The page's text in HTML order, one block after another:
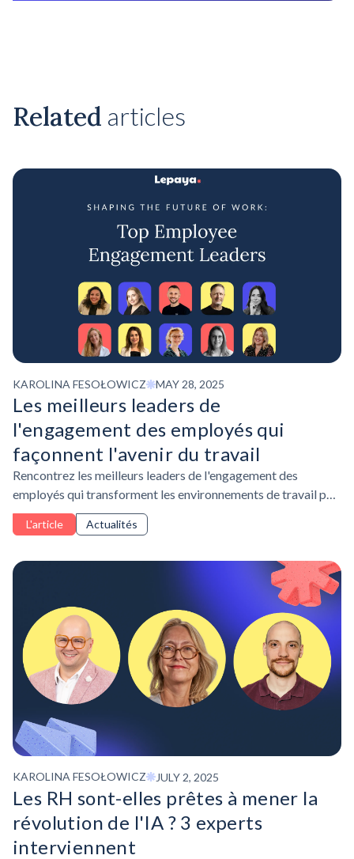
Related articles
KAROLINA FESOŁOWICZ MAY 28, 2025
Les meilleurs leaders de
l'engagement des employés qui
façonnent l'avenir du travail
Rencontrez les meilleurs leaders de l'engagement des
employés qui transforment les environnements de travail par
la culture, la connexion et l'apprentissage axé sur un objectif.
L'article Actualités
KAROLINA FESOŁOWICZ JULY 2, 2025
Les RH sont-elles prêtes à mener la
révolution de l'IA ? 3 experts
interviennent